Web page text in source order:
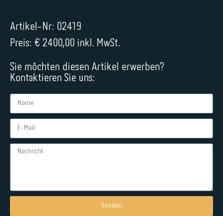
Artikel-Nr: 02419
Preis: € 2400,00 inkl. MwSt.
Sie möchten diesen Artikel erwerben?
Kontaktieren Sie uns:
Senden